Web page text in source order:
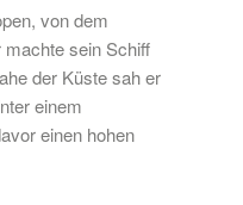
von dem
sein Schiff
der Küste sah er
einem
einen hohen